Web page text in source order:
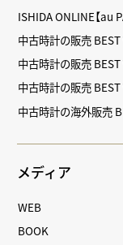
ISHIDA ONLINE【au
中古時計の販売 BEST
中古時計の販売 BEST
中古時計の販売 BEST
中古時計の海外販売
メディア
WEB
BOOK